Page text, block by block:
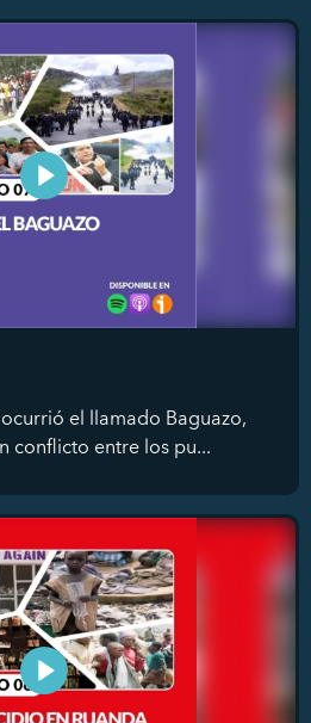
el llamado Baguazo,
conflicto entre los pu...